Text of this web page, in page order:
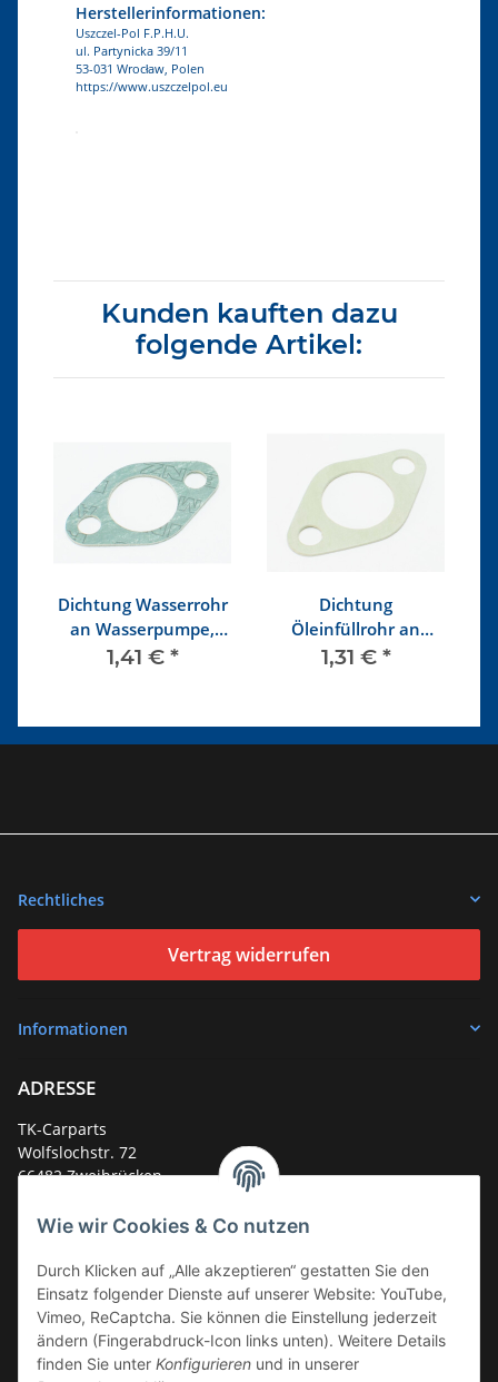
Wie wir Cookies & Co nutzen
Durch Klicken auf „Alle akzeptieren“ gestatten Sie den
Einsatz folgender Dienste auf unserer Website: YouTube,
Vimeo, ReCaptcha. Sie können die Einstellung jederzeit
ändern (Fingerabdruck-Icon links unten). Weitere Details
finden Sie unter Konfigurieren und in unserer
Herstellerinformationen:
Uszczel-Pol F.P.H.U.
ul. Partynicka 39/11
53-031 Wrocław, Polen
https://www.uszczelpol.eu
Kunden kauften dazu
folgende Artikel:
Dichtung Wasserrohr
an Wasserpumpe,
Flansch an rechtem
1,41 € *
Dichtung
Öleinfüllrohr an
Motorblock
1,31 € *
Rechtliches
Vertrag widerrufen
Informationen
ADRESSE
TK-Carparts
Wolfslochstr. 72
66482 Zweibrücken
Service-Hotline +49 (0)6332 - 48 58 48
E-Mail:mail@tk-carparts.de
Montag-Donnerstag von 13 bis 16 Uhr